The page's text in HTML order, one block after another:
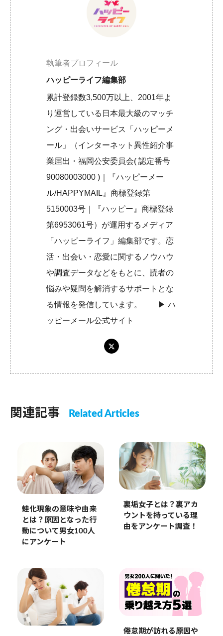
執筆者プロフィール
ハッピーライフ編集部
累計登録数3,500万以上、2001年よ
り運営している日本最大級のマッチ
ング・出会いサービス「ハッピーメ
ール」（インターネット異性紹介事
業届出・福岡公安委員会( 認定番号
90080003000 )｜『ハッピーメー
ル/HAPPYMAIL』商標登録第
5150003号｜『ハッピー』商標登録
第6953061号）が運用するメディア
「ハッピーライフ」編集部です。恋
活・出会い・恋愛に関するノウハウ
や調査データなどをもとに、読者の
悩みや疑問を解消するサポートとな
る情報を発信しています。 ▶︎ハ
ッピーメール公式サイト
関連記事 Related Articles
蛙化現象の意味や由来
とは？原因となった行
動について男女100人
にアンケート
裏垢女子とは？裏アカ
ウントを持っている理
由をアンケート調査！
倦怠期が訪れる原因や